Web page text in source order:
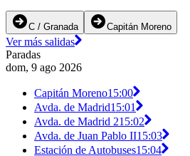
C / Granada Capitán Moreno
Ver más salidas
Paradas
dom, 9 ago 2026
Capitán Moreno15:00
Avda. de Madrid15:01
Avda. de Madrid 215:02
Avda. de Juan Pablo II15:03
Estación de Autobuses15:04